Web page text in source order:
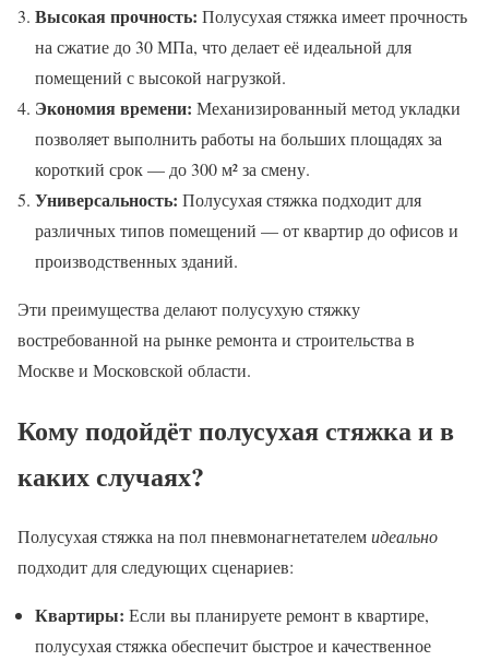
Высокая прочность: Полусухая стяжка имеет прочность
на сжатие до 30 МПа, что делает её идеальной для
помещений с высокой нагрузкой.
Экономия времени: Механизированный метод укладки
позволяет выполнить работы на больших площадях за
короткий срок — до 300 м² за смену.
Универсальность: Полусухая стяжка подходит для
различных типов помещений — от квартир до офисов и
производственных зданий.
Эти преимущества делают полусухую стяжку
востребованной на рынке ремонта и строительства в
Москве и Московской области.
Кому подойдёт полусухая стяжка и в
каких случаях?
Полусухая стяжка на пол пневмонагнетателемидеально
подходит для следующих сценариев:
Квартиры: Если вы планируете ремонт в квартире,
полусухая стяжка обеспечит быстрое и качественное